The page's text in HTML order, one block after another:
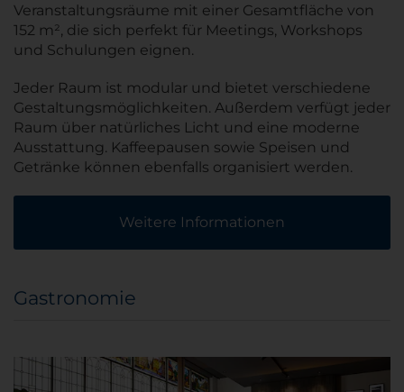
Veranstaltungsräume mit einer Gesamtfläche von
152 m², die sich perfekt für Meetings, Workshops
und Schulungen eignen.
Jeder Raum ist modular und bietet verschiedene
Gestaltungsmöglichkeiten. Außerdem verfügt jeder
Raum über natürliches Licht und eine moderne
Ausstattung. Kaffeepausen sowie Speisen und
Getränke können ebenfalls organisiert werden.
Weitere Informationen
Gastronomie